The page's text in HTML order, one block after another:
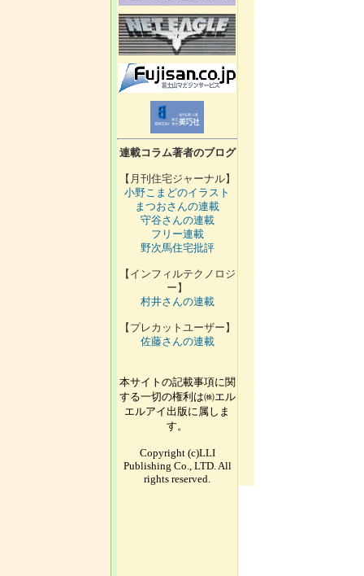
連載コラム著者のブログ
【月刊住宅ジャーナル】
小野こまどのイラスト
まつおさんの連載
守谷さんの連載
フリー連載
野次馬住宅批評
【インフィルテクノロジ
ー】
村井さんの連載
【プレカットユーザー】
佐藤さんの連載
本サイトの記載事項に関
する一切の権利は㈱エル
エルアイ出版に属しま
す。
Copyright (c)LLI
Publishing Co., LTD. All
rights reserved.